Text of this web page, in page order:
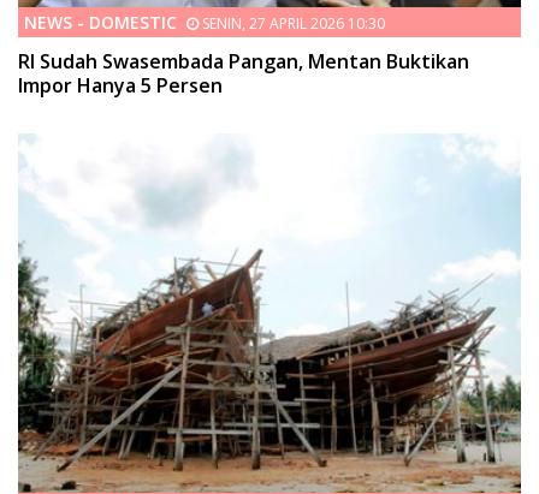
NEWS - DOMESTIC SENIN, 27 APRIL 2026 10:30
RI Sudah Swasembada Pangan, Mentan Buktikan
Impor Hanya 5 Persen